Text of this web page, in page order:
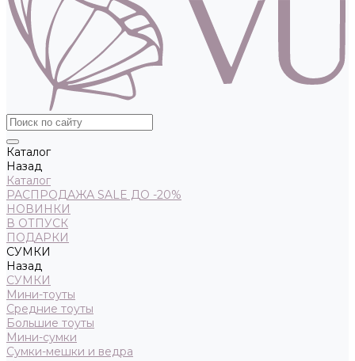
Каталог
Назад
Каталог
РАСПРОДАЖА SALE ДО -20%
НОВИНКИ
В ОТПУСК
ПОДАРКИ
СУМКИ
Назад
СУМКИ
Мини-тоуты
Средние тоуты
Большие тоуты
Мини-сумки
Сумки-мешки и ведра